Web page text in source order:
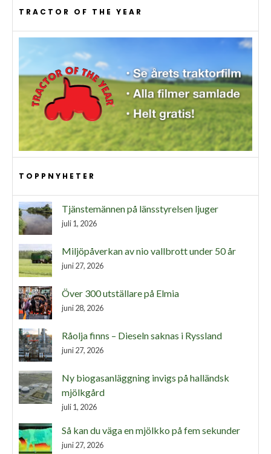
TRACTOR OF THE YEAR
TOPPNYHETER
Tjänstemännen på länsstyrelsen ljuger
juli 1, 2026
Miljöpåverkan av nio vallbrott under 50 år
juni 27, 2026
Över 300 utställare på Elmia
juni 28, 2026
Råolja finns – Dieseln saknas i Ryssland
juni 27, 2026
Ny biogasanläggning invigs på halländsk
mjölkgård
juli 1, 2026
Så kan du väga en mjölkko på fem sekunder
juni 27, 2026